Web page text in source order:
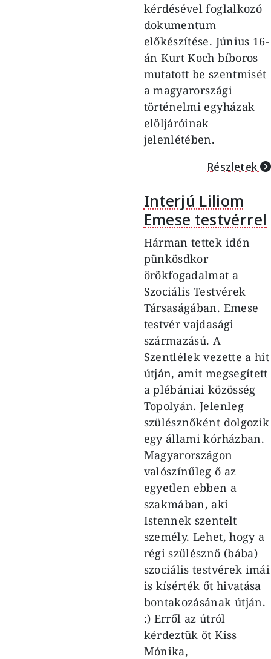
kérdésével foglalkozó
dokumentum
előkészítése. Június 16-
án Kurt Koch bíboros
mutatott be szentmisét
a magyarországi
történelmi egyházak
elöljáróinak
jelenlétében.
Részletek
Interjú Liliom
Emese testvérrel
Hárman tettek idén
pünkösdkor
örökfogadalmat a
Szociális Testvérek
Társaságában. Emese
testvér vajdasági
származású. A
Szentlélek vezette a hit
útján, amit megsegített
a plébániai közösség
Topolyán. Jelenleg
szülésznőként dolgozik
egy állami kórházban.
Magyarországon
valószínűleg ő az
egyetlen ebben a
szakmában, aki
Istennek szentelt
személy. Lehet, hogy a
régi szülésznő (bába)
szociális testvérek imái
is kísérték őt hivatása
bontakozásának útján.
:) Erről az útról
kérdeztük őt Kiss
Mónika,